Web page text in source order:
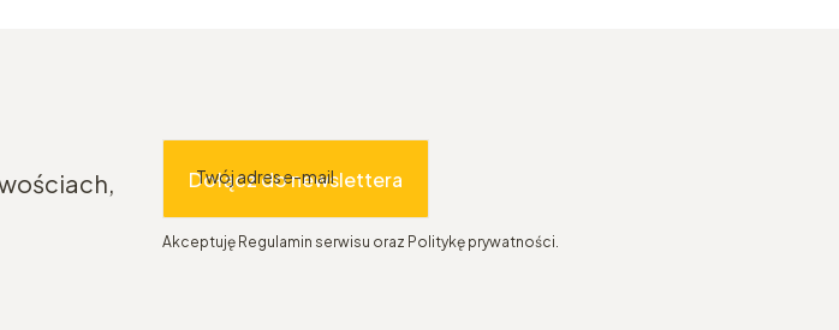
Twój adres e-mail
Dołącz do newslettera
Akceptuję Regulamin serwisu oraz Politykę prywatności.